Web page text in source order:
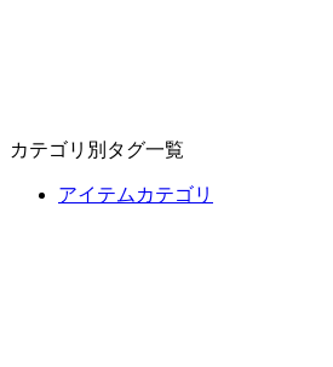
カテゴリ別タグ一覧
アイテムカテゴリ